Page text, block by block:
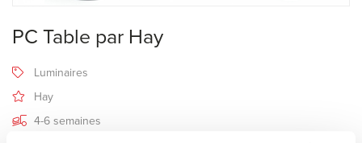
PC Table par Hay
Luminaires
Hay
4-6 semaines